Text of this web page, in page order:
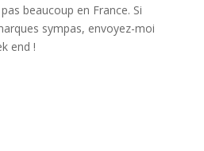
beaucoup en France. Si
sympas, envoyez-moi
end !